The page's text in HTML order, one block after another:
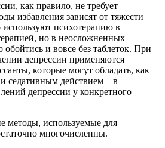
как правило, не требует
избавления зависят от тяжести
психотерапию в
но в неосложненных
и вовсе без таблеток. При
депрессии применяются
которые могут обладать, как
седативным действием – в
депрессии у конкретного
методы, используемые для
многочисленны.